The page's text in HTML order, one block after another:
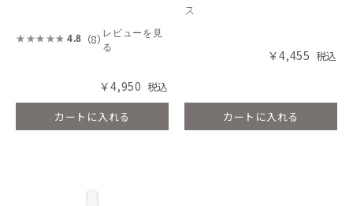
4.8 （8） レビューを見
る
￥4,950
カートに入れる
ス
￥4,455
カートに入れる